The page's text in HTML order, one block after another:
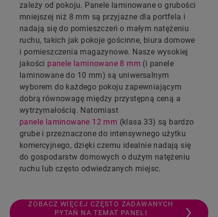
zależy od pokoju. Panele laminowane o grubości
mniejszej niż 8 mm są przyjazne dla portfela i
nadają się do pomieszczeń o małym natężeniu
ruchu, takich jak pokoje gościnne, biura domowe
i pomieszczenia magazynowe. Nasze wysokiej
jakości panele laminowane 8 mm (i panele
laminowane do 10 mm) są uniwersalnym
wyborem do każdego pokoju zapewniającym
dobrą równowagę między przystępną ceną a
wytrzymałością. Natomiast
panele laminowane 12 mm (klasa 33) są bardzo
grube i przeznaczone do intensywnego użytku
komercyjnego, dzięki czemu idealnie nadają się
do gospodarstw domowych o dużym natężeniu
ruchu lub często odwiedzanych miejsc.
ZOBACZ WIĘCEJ CZĘSTO ZADAWANYCH
PYTAŃ NA TEMAT PANELI